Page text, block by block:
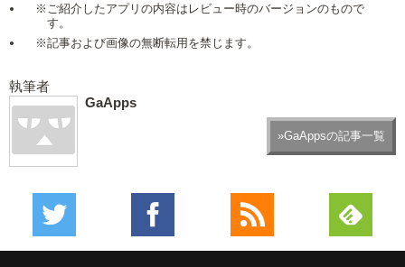
※ご紹介したアプリの内容はレビュー時のバージョンのもので
す。
※記事および画像の無断転用を禁じます。
執筆者
GaApps
»GaAppsの記事一覧